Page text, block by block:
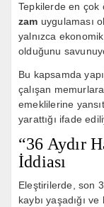
Tepkilerde en çok
zam uygulaması
yalnızca
olduğunu
Bu kapsamda
çalışan
emeklilerine
yarattığı ifade
“36 Aydır
İddiası
Eleştirilerde, son
kaybı yaşadığı